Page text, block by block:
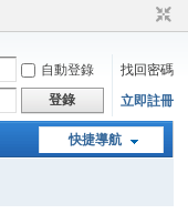
自動登錄
找回密碼
登錄 立即註冊
快捷導航